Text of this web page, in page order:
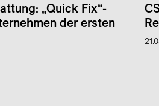
„Quick Fix“-
der ersten